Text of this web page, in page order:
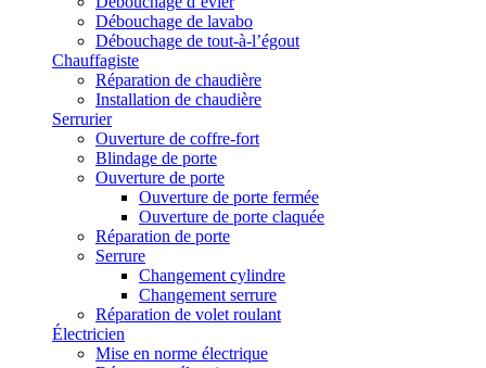
Débouchage de lavabo
Débouchage de tout-à-l’égout
Chauffagiste
Réparation de chaudière
Installation de chaudière
Serrurier
Ouverture de coffre-fort
Blindage de porte
Ouverture de porte
Ouverture de porte fermée
Ouverture de porte claquée
Réparation de porte
Serrure
Changement cylindre
Changement serrure
Réparation de volet roulant
Électricien
Mise en norme électrique